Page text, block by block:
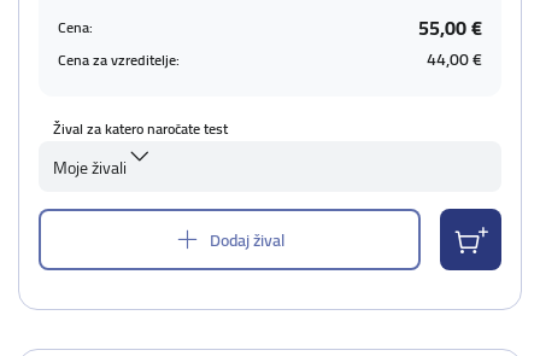
Cena: 55,00 €
Cena za vzreditelje: 44,00 €
Žival za katero naročate test
Moje živali
Dodaj žival